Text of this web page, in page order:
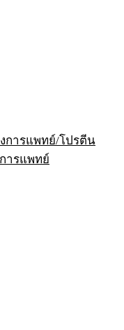
การแพทย์/โปรตีน
ารแพทย์